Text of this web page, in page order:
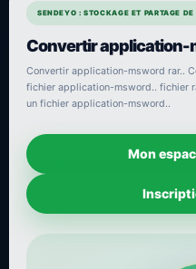
SENDEYO : STOCKAGE ET PARTAGE
Convertir application-
Convertir application-msword rar..
fichier application-msword.. fichier
un fichier application-msword..
Mon